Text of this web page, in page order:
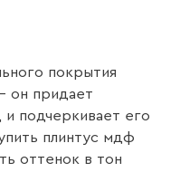
покрытия
он придает
подчеркивает его
плинтус мдф
оттенок в тон